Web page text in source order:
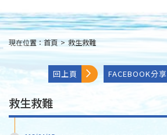
:::
現在位置： 首頁 > 救生救難
回上頁 FACEBOOK分享
救生救難